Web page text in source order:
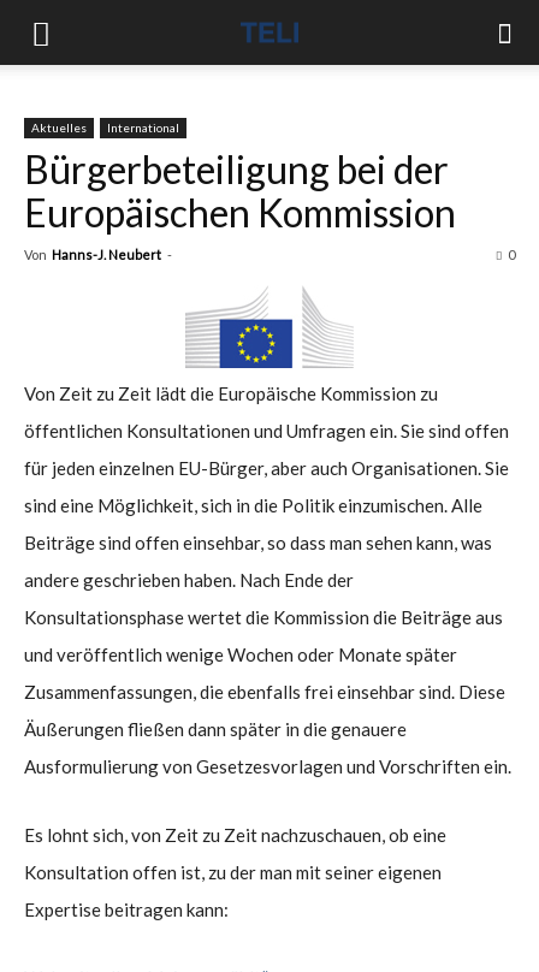
Aktuelles International
Bürgerbeteiligung bei der
Europäischen Kommission
Von Hanns-J. Neubert - 0
Von Zeit zu Zeit lädt die Europäische Kommission zu
öffentlichen Konsultationen und Umfragen ein. Sie sind offen
für jeden einzelnen EU-Bürger, aber auch Organisationen. Sie
sind eine Möglichkeit, sich in die Politik einzumischen. Alle
Beiträge sind offen einsehbar, so dass man sehen kann, was
andere geschrieben haben. Nach Ende der
Konsultationsphase wertet die Kommission die Beiträge aus
und veröffentlich wenige Wochen oder Monate später
Zusammenfassungen, die ebenfalls frei einsehbar sind. Diese
Äußerungen fließen dann später in die genauere
Ausformulierung von Gesetzesvorlagen und Vorschriften ein.
Es lohnt sich, von Zeit zu Zeit nachzuschauen, ob eine
Konsultation offen ist, zu der man mit seiner eigenen
Expertise beitragen kann: